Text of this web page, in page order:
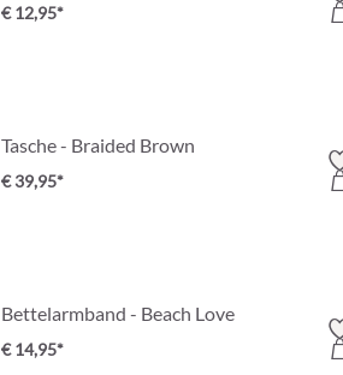
€ 12,95*
Tasche - Braided Brown
€ 39,95*
Bettelarmband - Beach Love
€ 14,95*